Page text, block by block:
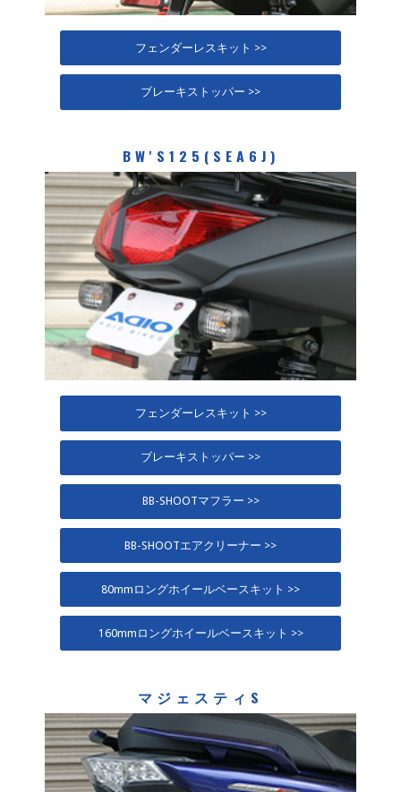
フェンダーレスキット >>
ブレーキストッパー >>
BW'S125(SEA6J)
フェンダーレスキット >>
ブレーキストッパー >>
BB-SHOOTマフラー >>
BB-SHOOTエアクリーナー >>
80mmロングホイールベースキット >>
160mmロングホイールベースキット >>
マジェスティS